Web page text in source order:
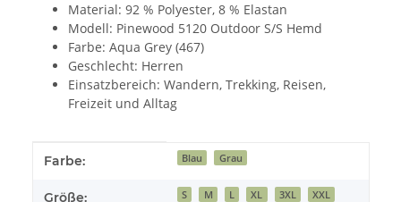
Material: 92 % Polyester, 8 % Elastan
Modell: Pinewood 5120 Outdoor S/S Hemd
Farbe: Aqua Grey (467)
Geschlecht: Herren
Einsatzbereich: Wandern, Trekking, Reisen,
Freizeit und Alltag
Produkteigenschaft
Wert
Farbe: Blau Grau
Größe: S M L XL 3XL XXL